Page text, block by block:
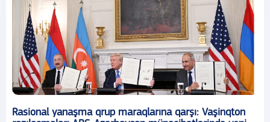
Rasional yanaşma qrup maraqlarına qarşı: Vaşinqton